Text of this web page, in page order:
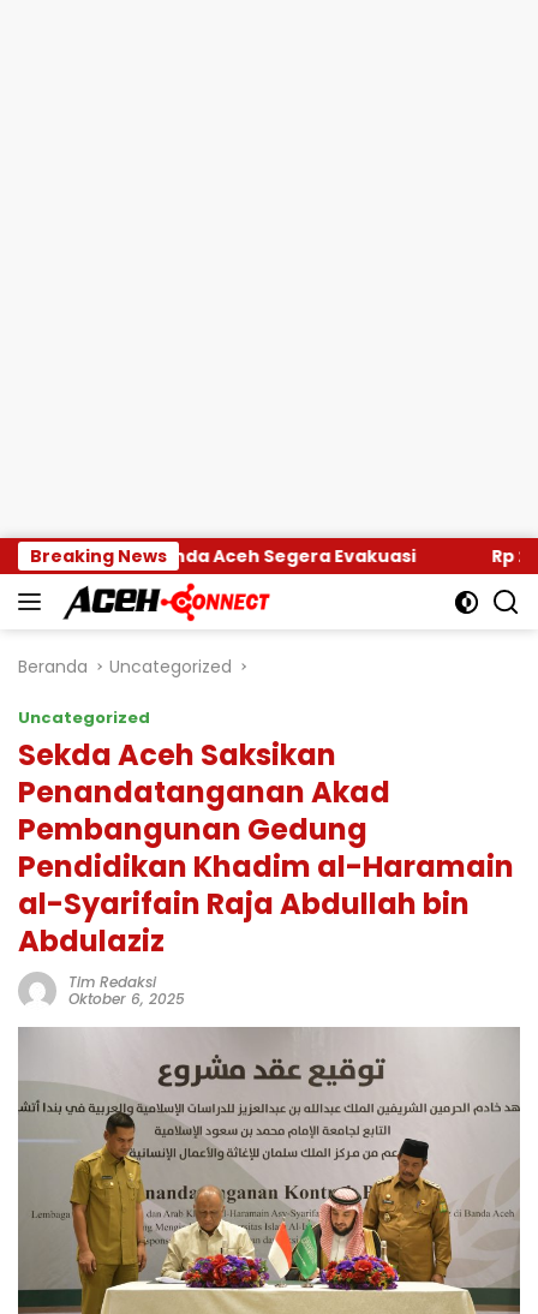
Langsung
ke
konten
Breaking News
Banda Aceh Segera Evakuasi Rp 2,5 Triliun
Beranda Uncategorized
Uncategorized
Sekda Aceh Saksikan
Penandatanganan Akad
Pembangunan Gedung
Pendidikan Khadim al-Haramain
al-Syarifain Raja Abdullah bin
Abdulaziz
Tim Redaksi
Oktober 6, 2025